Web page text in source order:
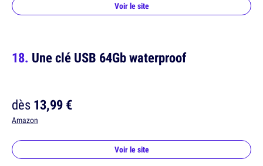
Voir le site
Une clé USB 64Gb waterproof
dès13,99 €
Amazon
Voir le site